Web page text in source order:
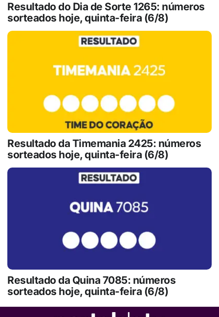
Resultado do Dia de Sorte 1265: números
sorteados hoje, quinta-feira (6/8)
Resultado da Timemania 2425: números
sorteados hoje, quinta-feira (6/8)
Resultado da Quina 7085: números
sorteados hoje, quinta-feira (6/8)